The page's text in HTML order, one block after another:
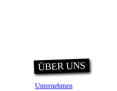
ÜBER UNS
Unternehmen